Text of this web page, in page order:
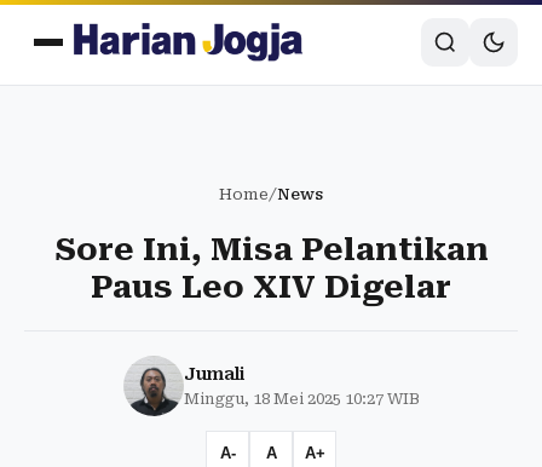
Home/News
Sore Ini, Misa Pelantikan
Paus Leo XIV Digelar
Jumali
Minggu, 18 Mei 2025 10:27 WIB
A- A A+